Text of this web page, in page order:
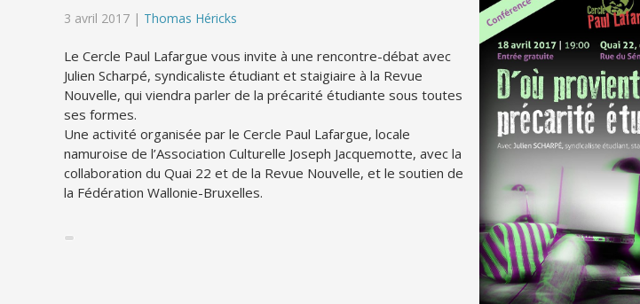
3 avril 2017 | Thomas Héricks
Le Cercle Paul Lafargue vous invite à une rencontre-débat avec
Julien Scharpé, syndicaliste étudiant et staigiaire à la Revue
Nouvelle, qui viendra parler de la précarité étudiante sous toutes
ses formes.
Une activité organisée par le Cercle Paul Lafargue, locale
namuroise de l’Association Culturelle Joseph Jacquemotte, avec la
collaboration du Quai 22 et de la Revue Nouvelle, et le soutien de
la Fédération Wallonie-Bruxelles.